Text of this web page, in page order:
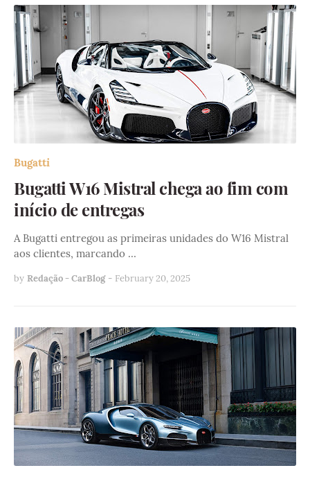
Bugatti
Bugatti W16 Mistral chega ao fim com
início de entregas
A Bugatti entregou as primeiras unidades do W16 Mistral
aos clientes, marcando …
by Redação - CarBlog - February 20, 2025